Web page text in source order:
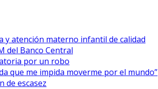
y atención materno infantil de calidad
del Banco Central
por un robo
que me impida moverme por el mundo”
de escasez